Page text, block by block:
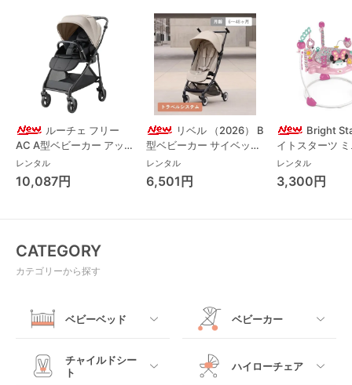
ルーチェ フリー
AC A型ベビーカー アッ
プリカ(Aprica) A型ベビ
ーカー アップリカ
(Aprica)
レンタル
10,087円
リベル （2026） B
型ベビーカー サイベック
ス(cybex)
レンタル
6,501円
Bright
イトスターツ
ス フォーエバ
レンド ジャン
パルー キッズ
レンタル
3,300円
CATEGORY
カテゴリーから探す
ベビーベッド
すべて
ベビーカー
すべて
チャイルドシー
ト
ハイローチェア